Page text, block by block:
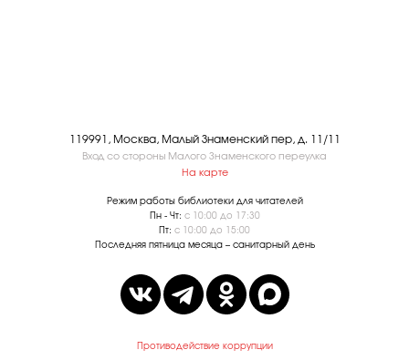
119991, Москва, Малый Знаменский пер, д. 11/11
Вход со стороны Малого Знаменского переулка
На карте
Режим работы библиотеки для читателей
Пн - Чт: с 10:00 до 17:30
Пт: с 10:00 до 15:00
Последняя пятница месяца – санитарный день
Противодействие коррупции